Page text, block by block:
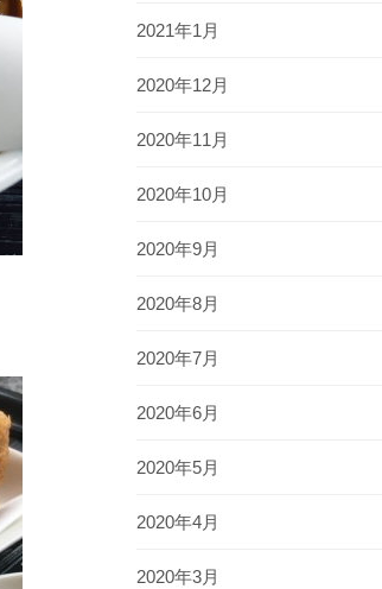
2021年1月
2020年12月
2020年11月
2020年10月
2020年9月
2020年8月
2020年7月
2020年6月
2020年5月
2020年4月
2020年3月